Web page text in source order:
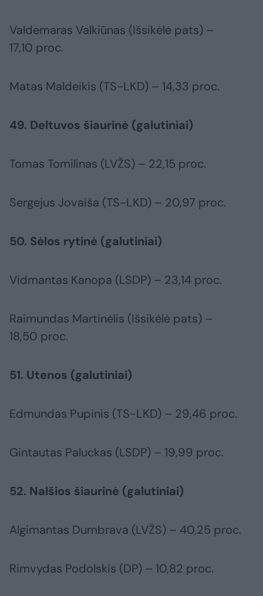
Valdemaras Valkiūnas (Išsikėlė pats) –
17,10 proc.
Matas Maldeikis (TS-LKD) – 14,33 proc.
49. Deltuvos šiaurinė (galutiniai)
Tomas Tomilinas (LVŽS) – 22,15 proc.
Sergejus Jovaiša (TS-LKD) – 20,97 proc.
50. Sėlos rytinė (galutiniai)
Vidmantas Kanopa (LSDP) – 23,14 proc.
Raimundas Martinėlis (Išsikėlė pats) –
18,50 proc.
51. Utenos (galutiniai)
Edmundas Pupinis (TS-LKD) – 29,46 proc.
Gintautas Paluckas (LSDP) – 19,99 proc.
52. Nalšios šiaurinė (galutiniai)
Algimantas Dumbrava (LVŽS) – 40,25 proc.
Rimvydas Podolskis (DP) – 10,82 proc.